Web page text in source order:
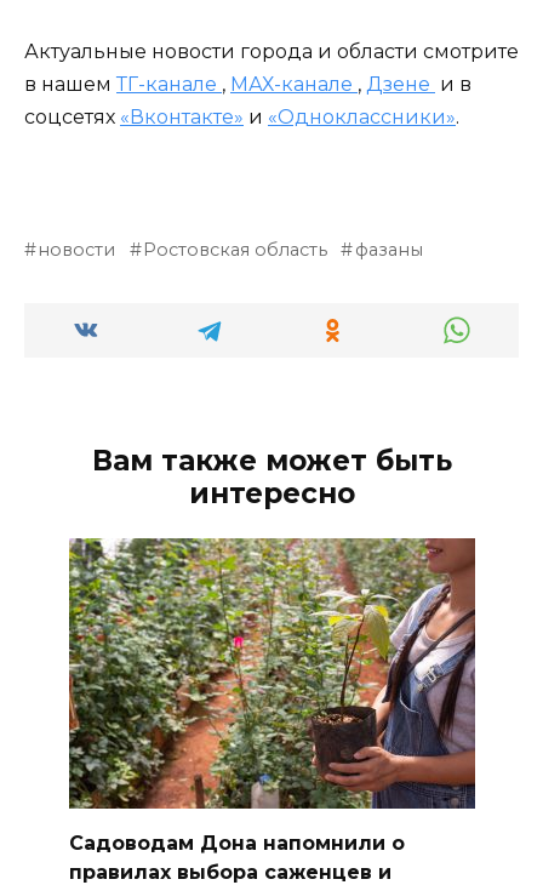
Актуальные новости города и области смотрите
в нашем ТГ-канале , МАХ-канале , Дзене и в
соцсетях «Вконтакте» и «Одноклассники».
новости Ростовская область фазаны
Вам также может быть
интересно
Садоводам Дона напомнили о
правилах выбора саженцев и